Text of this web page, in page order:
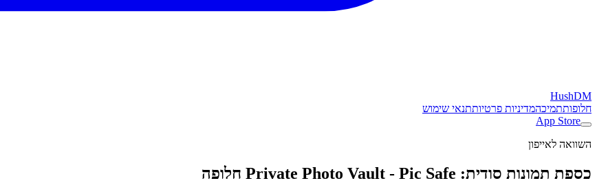
HushDM
חלופותתמיכהמדיניות פרטיותתנאי שימוש
App Store
השוואה לאייפון
כספת תמונות סודית: Private Photo Vault - Pic Safe חלופה